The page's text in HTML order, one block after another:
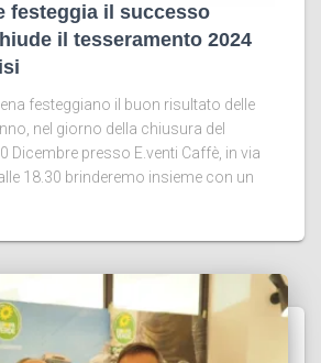
festeggia il successo
il tesseramento 2024
festeggiano il buon risultato delle
nel giorno della chiusura del
Dicembre presso E.venti Caffè, in via
18.30 brinderemo insieme con un